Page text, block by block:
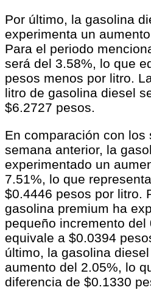
Por último, la gasolina
experimenta un
Para el periodo
será del 3.58%, lo que
pesos menos por litro.
litro de gasolina diesel
$6.2727 pesos.
En comparación con los
semana anterior, la
experimentado un
7.51%, lo que
$0.4446 pesos por litro.
gasolina premium ha
pequeño incremento del
equivale a $0.0394
último, la gasolina
aumento del 2.05%, lo
diferencia de $0.1330